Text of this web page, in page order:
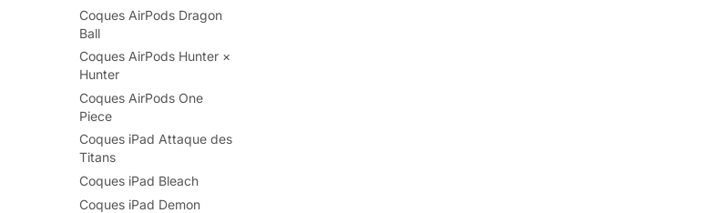
Coques AirPods Dragon
Ball
Coques AirPods Hunter ×
Hunter
Coques AirPods One
Piece
Coques iPad Attaque des
Titans
Coques iPad Bleach
Coques iPad Demon